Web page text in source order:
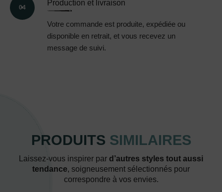
04
Production et livraison
Votre commande est produite, expédiée ou
disponible en retrait, et vous recevez un
message de suivi.
PRODUITS SIMILAIRES
Laissez-vous inspirer par d’autres styles tout aussi
tendance, soigneusement sélectionnés pour
correspondre à vos envies.